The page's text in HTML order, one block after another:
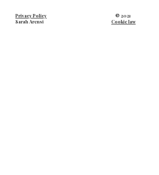
Privacy Policy © 2021
Sarah Arensi Cookie law